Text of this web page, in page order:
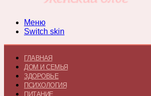
Меню
Switch skin
ГЛАВНАЯ
ДОМ И СЕМЬЯ
ЗДОРОВЬЕ
ПСИХОЛОГИЯ
ПИТАНИЕ